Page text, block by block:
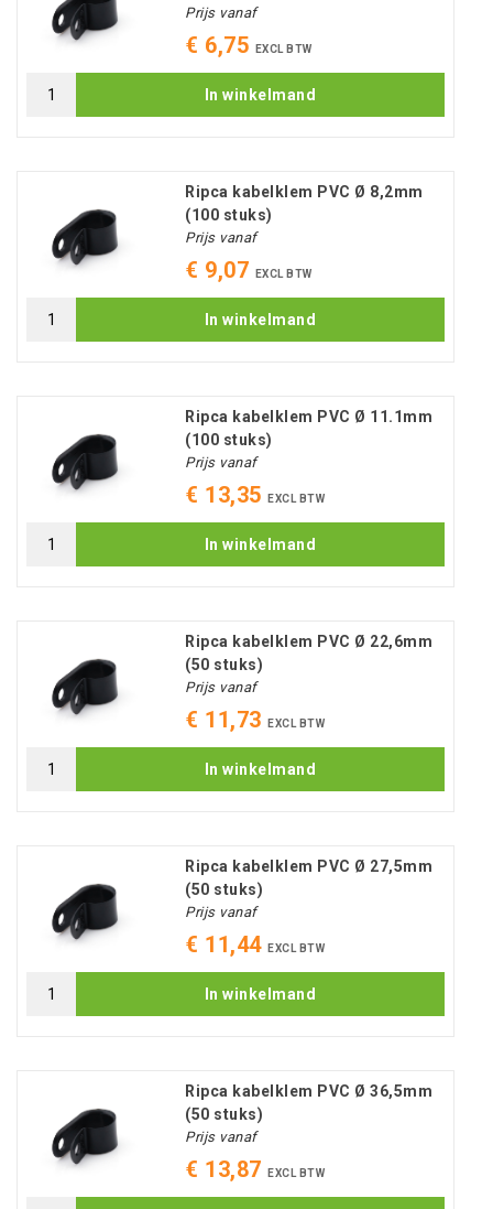
Prijs vanaf
€ 6,75 EXCL BTW
In winkelmand
Ripca kabelklem PVC Ø 8,2mm
(100 stuks)
Prijs vanaf
€ 9,07 EXCL BTW
In winkelmand
Ripca kabelklem PVC Ø 11.1mm
(100 stuks)
Prijs vanaf
€ 13,35 EXCL BTW
In winkelmand
Ripca kabelklem PVC Ø 22,6mm
(50 stuks)
Prijs vanaf
€ 11,73 EXCL BTW
In winkelmand
Ripca kabelklem PVC Ø 27,5mm
(50 stuks)
Prijs vanaf
€ 11,44 EXCL BTW
In winkelmand
Ripca kabelklem PVC Ø 36,5mm
(50 stuks)
Prijs vanaf
€ 13,87 EXCL BTW